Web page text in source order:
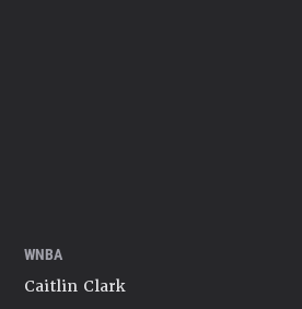
WNBA
Caitlin Clark